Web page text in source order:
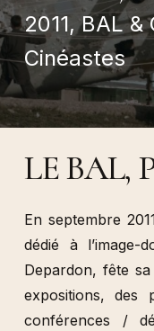
2011, BAL &
Cinéastes
LE BAL,
En septembre
dédié à l’image-
Depardon, fête
expositions, des
conférences /